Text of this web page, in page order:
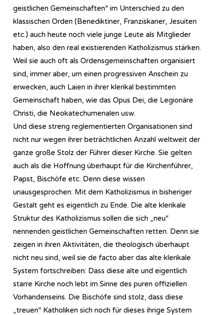
geistlichen Gemeinschaften“ im Unterschied zu den
klassischen Orden (Benediktiner, Franziskaner, Jesuiten
etc.) auch heute noch viele junge Leute als Mitglieder
haben, also den real existierenden Katholizismus stärken.
Weil sie auch oft als Ordensgemeinschaften organisiert
sind, immer aber, um einen progressiven Anschein zu
erwecken, auch Laien in ihrer klerikal bestimmten
Gemeinschaft haben, wie das Opus Dei, die Legionäre
Christi, die Neokatechumenalen usw.
Und diese streng reglementierten Organisationen sind
nicht nur wegen ihrer beträchtlichen Anzahl weltweit der
ganze große Stolz der Führer dieser Kirche. Sie gelten
auch als die Hoffnung überhaupt für die Kirchenführer,
Papst, Bischöfe etc. Denn diese wissen
unausgesprochen: Mit dem Katholizismus in bisheriger
Gestalt geht es eigentlich zu Ende. Die alte klerikale
Struktur des Katholizismus sollen die sich „neu“
nennenden geistlichen Gemeinschaften retten. Denn sie
zeigen in ihren Aktivitäten, die theologisch überhaupt
nicht neu sind, weil sie de facto aber das alte klerikale
System fortschreiben: Dass diese alte und eigentlich
starre Kirche noch lebt im Sinne des puren offiziellen
Vorhandenseins. Die Bischöfe sind stolz, dass diese
„treuen“ Katholiken sich noch für dieses ihrige System